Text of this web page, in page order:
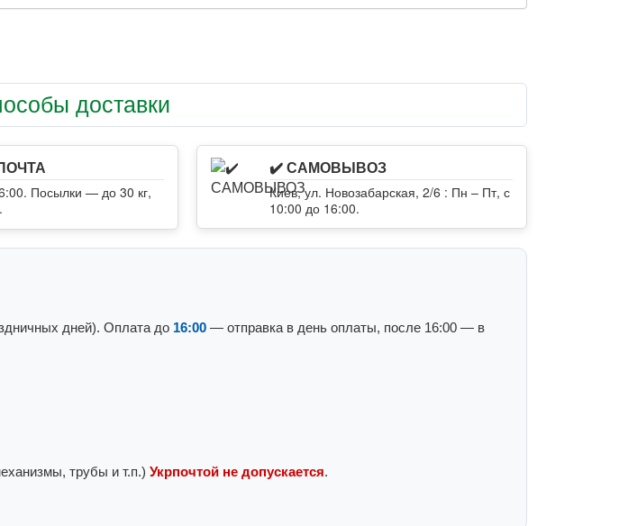
доставки
Посылки — до 30 кг,
✔️ САМОВЫВОЗ
Киев, ул. Новозабарская, 2/6 : Пн – Пт, с
10:00 до 16:00.
дней). Оплата до 16:00 — отправка в день оплаты, после 16:00 — в
трубы и т.п.) Укрпочтой не допускается.